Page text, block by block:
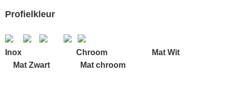
Profielkleur
Inox Chroom Mat Wit
Mat Zwart Mat chroom